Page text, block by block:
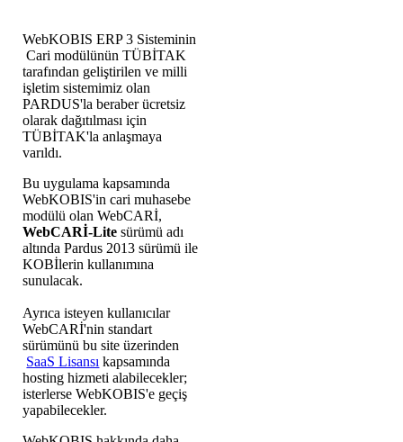
WebKOBIS ERP 3 Sisteminin
Cari modülünün TÜBİTAK
tarafından geliştirilen ve milli
işletim sistemimiz olan
PARDUS'la beraber ücretsiz
olarak dağıtılması için
TÜBİTAK'la anlaşmaya
varıldı.
Bu uygulama kapsamında
WebKOBIS'in cari muhasebe
modülü olan WebCARİ,
WebCARİ-Lite sürümü adı
altında Pardus 2013 sürümü ile
KOBİlerin kullanımına
sunulacak.
Ayrıca isteyen kullanıcılar
WebCARİ'nin standart
sürümünü bu site üzerinden
SaaS Lisansı kapsamında
hosting hizmeti alabilecekler;
isterlerse WebKOBIS'e geçiş
yapabilecekler.